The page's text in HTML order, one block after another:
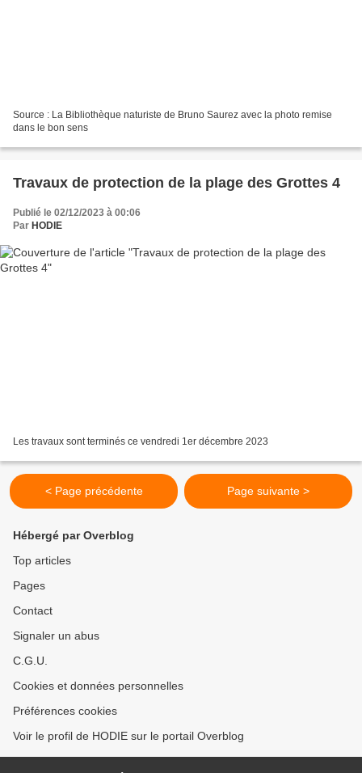
Source : La Bibliothèque naturiste de Bruno Saurez avec la photo remise
dans le bon sens
Travaux de protection de la plage des Grottes 4
Publié le 02/12/2023 à 00:06
Par HODIE
Les travaux sont terminés ce vendredi 1er décembre 2023
< Page précédente Page suivante >
Hébergé par Overblog
Top articles
Pages
Contact
Signaler un abus
C.G.U.
Cookies et données personnelles
Préférences cookies
Voir le profil de HODIE sur le portail Overblog